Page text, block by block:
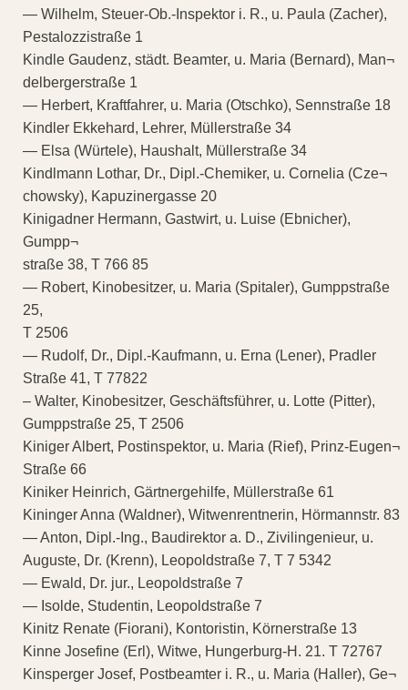
— Wilhelm, Steuer-Ob.-Inspektor i. R., u. Paula (Zacher),
Pestalozzistraße 1
Kindle Gaudenz, städt. Beamter, u. Maria (Bernard), Man¬
delbergerstraße 1
— Herbert, Kraftfahrer, u. Maria (Otschko), Sennstraße 18
Kindler Ekkehard, Lehrer, Müllerstraße 34
— Elsa (Würtele), Haushalt, Müllerstraße 34
Kindlmann Lothar, Dr., Dipl.-Chemiker, u. Cornelia (Cze¬
chowsky), Kapuzinergasse 20
Kinigadner Hermann, Gastwirt, u. Luise (Ebnicher),
Gumpp¬
straße 38, T 766 85
— Robert, Kinobesitzer, u. Maria (Spitaler), Gumppstraße
25,
T 2506
— Rudolf, Dr., Dipl.-Kaufmann, u. Erna (Lener), Pradler
Straße 41, T 77822
– Walter, Kinobesitzer, Geschäftsführer, u. Lotte (Pitter),
Gumppstraße 25, T 2506
Kiniger Albert, Postinspektor, u. Maria (Rief), Prinz-Eugen¬
Straße 66
Kiniker Heinrich, Gärtnergehilfe, Müllerstraße 61
Kininger Anna (Waldner), Witwenrentnerin, Hörmannstr. 83
— Anton, Dipl.-Ing., Baudirektor a. D., Zivilingenieur, u.
Auguste, Dr. (Krenn), Leopoldstraße 7, T 7 5342
— Ewald, Dr. jur., Leopoldstraße 7
— Isolde, Studentin, Leopoldstraße 7
Kinitz Renate (Fiorani), Kontoristin, Körnerstraße 13
Kinne Josefine (Erl), Witwe, Hungerburg-H. 21. T 72767
Kinsperger Josef, Postbeamter i. R., u. Maria (Haller), Ge¬